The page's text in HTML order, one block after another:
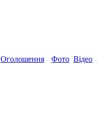
Оголошення Фото Відео